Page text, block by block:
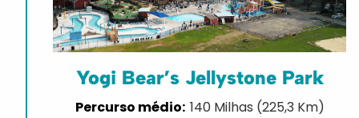
Yogi Bear’s Jellystone Park
140 Milhas (225,3 Km)